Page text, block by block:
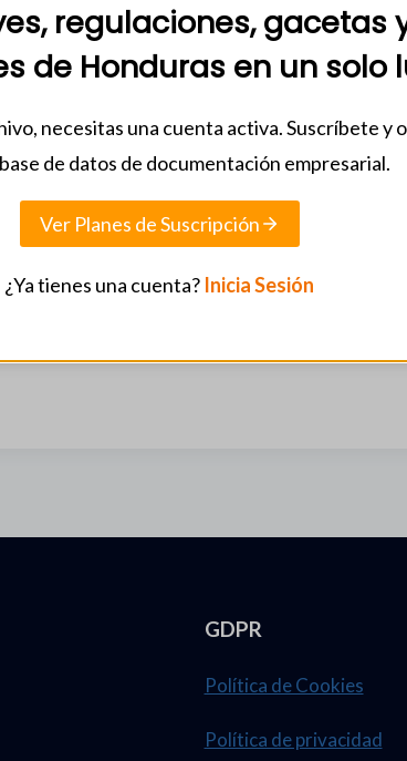
Categorias
08 -
GDPR
Política de Cookies
Política de privacidad
regulaciones, gacetas
de Honduras en un solo
necesitas una cuenta activa. Suscríbete y
de datos de documentación empresarial.
Ver Planes de Suscripción
¿Ya tienes una cuenta? Inicia Sesión